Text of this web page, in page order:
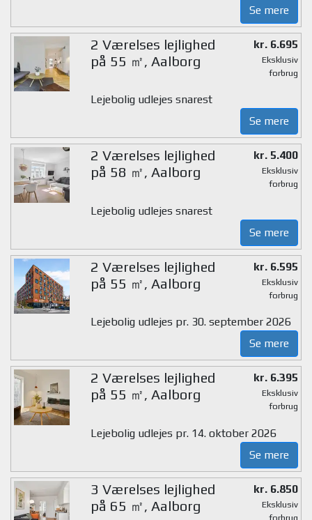
Se mere
2 Værelses lejlighed
på 55 ㎡, Aalborg
kr. 6.695
Eksklusiv
forbrug
Lejebolig udlejes snarest
Se mere
2 Værelses lejlighed
på 58 ㎡, Aalborg
kr. 5.400
Eksklusiv
forbrug
Lejebolig udlejes snarest
Se mere
2 Værelses lejlighed
på 55 ㎡, Aalborg
kr. 6.595
Eksklusiv
forbrug
Lejebolig udlejes pr. 30. september 2026
Se mere
2 Værelses lejlighed
på 55 ㎡, Aalborg
kr. 6.395
Eksklusiv
forbrug
Lejebolig udlejes pr. 14. oktober 2026
Se mere
3 Værelses lejlighed
på 65 ㎡, Aalborg
kr. 6.850
Eksklusiv
forbrug